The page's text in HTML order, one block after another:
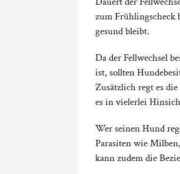
zum Frühlingscheck
gesund bleibt.
Da der Fellwechsel
ist, sollten
Zusätzlich regt es
es in vielerlei
Wer seinen Hund
Parasiten wie
kann zudem die